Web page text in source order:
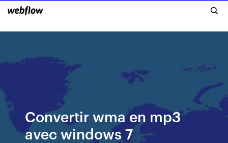
Convertir wma en mp3
avec windows 7